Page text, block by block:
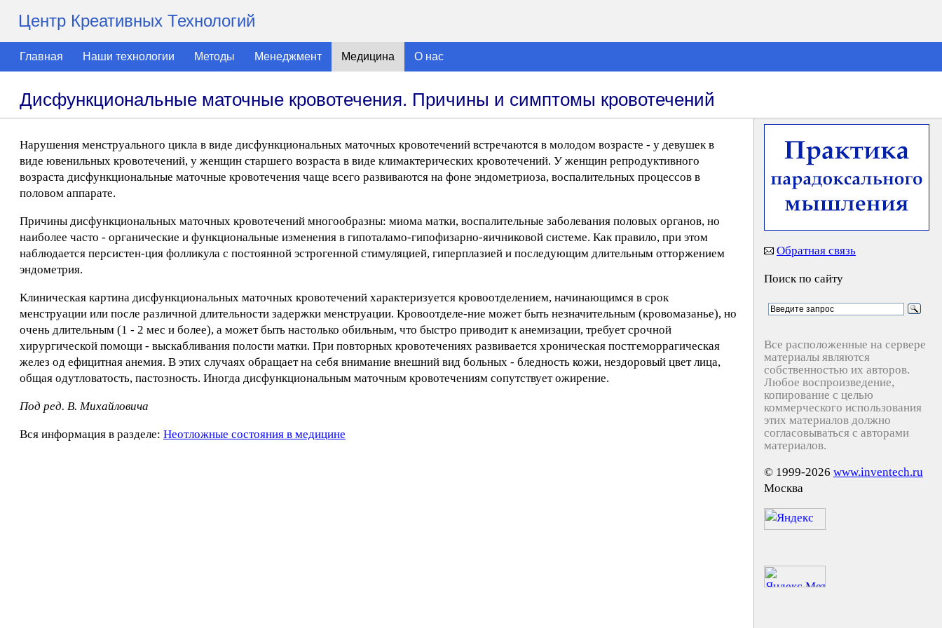
Центр Креативных Технологий
Главная Наши технологии Методы Менеджмент Медицина О нас
Дисфункциональные маточные кровотечения. Причины и симптомы кровотечений
Нарушения менструального цикла в виде дисфункциональных маточных кровотечений встречаются в молодом возрасте - у девушек в
виде ювенильных кровотечений, у женщин старшего возраста в виде климактерических кровотечений. У женщин репродуктивного
возраста дисфункциональные маточные кровотечения чаще всего развиваются на фоне эндометриоза, воспалительных процессов в
половом аппарате.
Причины дисфункциональных маточных кровотечений многообразны: миома матки, воспалительные заболевания половых органов, но
наиболее часто - органические и функциональные изменения в гипоталамо-гипофизарно-яичниковой системе. Как правило, при этом
наблюдается персистен-ция фолликула с постоянной эстрогенной стимуляцией, гиперплазией и последующим длительным отторжением
эндометрия.
Клиническая картина дисфункциональных маточных кровотечений характеризуется кровоотделением, начинающимся в срок
менструации или после различной длительности задержки менструации. Кровоотделе-ние может быть незначительным (кровомазанье), но
очень длительным (1 - 2 мес и более), а может быть настолько обильным, что быстро приводит к анемизации, требует срочной
хирургической помощи - выскабливания полости матки. При повторных кровотечениях развивается хроническая постгеморрагическая
желез од ефицитная анемия. В этих случаях обращает на себя внимание внешний вид больных - бледность кожи, нездоровый цвет лица,
общая одутловатость, пастозность. Иногда дисфункциональным маточным кровотечениям сопутствует ожирение.
Под ред. В. Михайловича
Вся информация в разделе: Неотложные состояния в медицине
Обратная связь
Поиск по сайту
Все расположенные на сервере
материалы являются
собственностью их авторов.
Любое воспроизведение,
копирование с целью
коммерческого использования
этих материалов должно
согласовываться с авторами
материалов.
© 1999-2026 www.inventech.ru
Москва